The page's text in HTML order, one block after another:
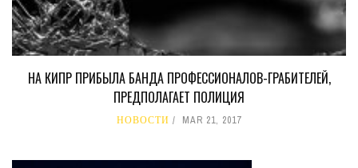
НА КИПР ПРИБЫЛА БАНДА ПРОФЕССИОНАЛОВ-ГРАБИТЕЛЕЙ,
ПРЕДПОЛАГАЕТ ПОЛИЦИЯ
НОВОСТИ MAR 21, 2017